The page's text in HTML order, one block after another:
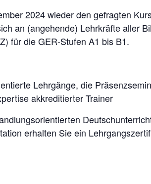
2024 wieder den gefragten
an (angehende) Lehrkräfte aller
für die GER-Stufen A1 bis B1.
Lehrgänge, die
akkreditierter Trainer
erhalten Sie ein